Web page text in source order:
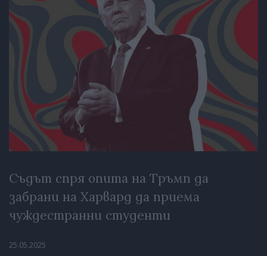
Съдът спря опита на Тръмп да
забрани на Харвард да приема
чуждестранни студенти
25.05.2025